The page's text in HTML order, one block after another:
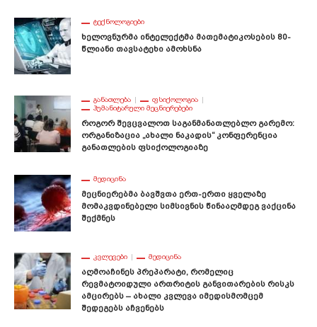
ᲢᲔᲥᲜᲝᲚᲝᲒᲘᲔᲑᲘ
Ხელოვნურმა Ინტელექტმა Მათემატიკოსების 80-
Წლიანი Თავსატეხი Ამოხსნა
ᲒᲐᲜᲐᲗᲚᲔᲑᲐ
ᲤᲡᲘᲥᲝᲚᲝᲒᲘᲐ
ᲰᲣᲛᲐᲜᲘᲢᲐᲠᲣᲚᲘ ᲛᲔᲪᲜᲘᲔᲠᲔᲑᲔᲑᲘ
Როგორ Შევცვალოთ Საგანმანათლებლო Გარემო:
Ორგანიზაცია „ახალი Ნაკადის“ Კონფერენცია
Განათლების Ფსიქოლოგიაზე
ᲛᲔᲓᲘᲪᲘᲜᲐ
Მეცნიერებმა Ბავშვთა Ერთ-Ერთი Ყველაზე
Მომაკვდინებელი Სიმსივნის Წინააღმდეგ Ვაქცინა
Შექმნეს
ᲙᲕᲚᲔᲕᲔᲑᲘ ᲛᲔᲓᲘᲪᲘᲜᲐ
Აღმოაჩინეს Პრეპარატი, Რომელიც
Რევმატოიდული Ართრიტის Განვითარების Რისკს
Ამცირებს – Ახალი Კვლევა Იმედისმომცემ
Შედეგებს Აჩვენებს